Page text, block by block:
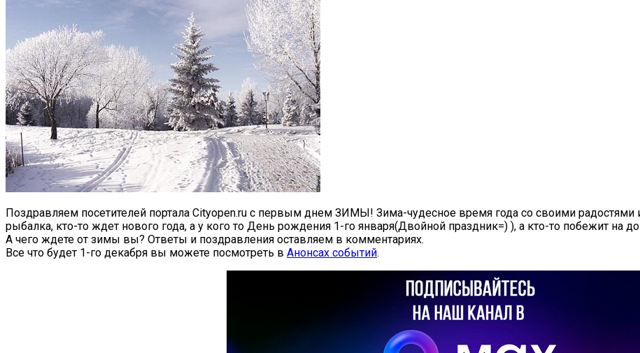
Поздравляем посетителей портала Cityopen.ru с первым днем ЗИМЫ! Зима-чудесное время года со своими радостями
рыбалка, кто-то ждет нового года, а у кого то День рождения 1-го января(Двойной праздник=) ), а кто-то побежит
А чего ждете от зимы вы? Ответы и поздравления оставляем в комментариях.
Все что будет 1-го декабря вы можете посмотреть в Анонсах событий.